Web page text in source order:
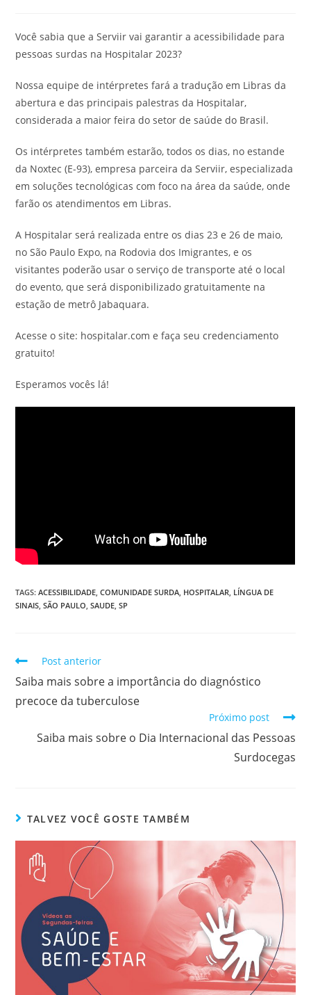
Você sabia que a Serviir vai garantir a acessibilidade para
pessoas surdas na Hospitalar 2023?
Nossa equipe de intérpretes fará a tradução em Libras da
abertura e das principais palestras da Hospitalar,
considerada a maior feira do setor de saúde do Brasil.
Os intérpretes também estarão, todos os dias, no estande
da Noxtec (E-93), empresa parceira da Serviir, especializada
em soluções tecnológicas com foco na área da saúde, onde
farão os atendimentos em Libras.
A Hospitalar será realizada entre os dias 23 e 26 de maio,
no São Paulo Expo, na Rodovia dos Imigrantes, e os
visitantes poderão usar o serviço de transporte até o local
do evento, que será disponibilizado gratuitamente na
estação de metrô Jabaquara.
Acesse o site: hospitalar.com e faça seu credenciamento
gratuito!
Esperamos vocês lá!
TAGS:ACESSIBILIDADE COMUNIDADE SURDA HOSPITALAR LÍNGUA DE
SINAIS SÃO PAULO SAUDE SP
Post anterior
Saiba mais sobre a importância do diagnóstico
precoce da tuberculose
Próximo post
Saiba mais sobre o Dia Internacional das Pessoas
Surdocegas
TALVEZ VOCÊ GOSTE TAMBÉM